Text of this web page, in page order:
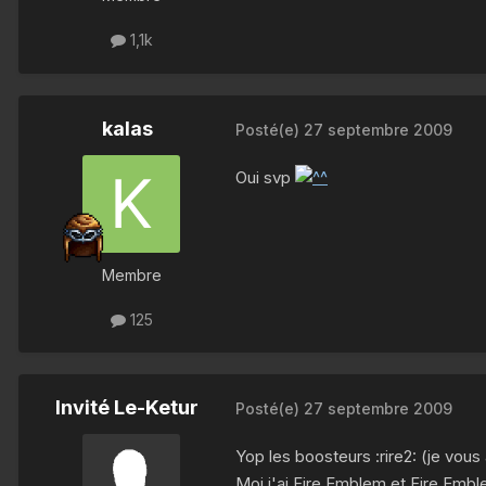
1,1k
kalas
Membre
125
Posté(e) 27 septembre 2009
Oui svp
Invité Le-Ketur Posté(e) 27 septembre 2009
Yop les boosteurs :rire2: (je